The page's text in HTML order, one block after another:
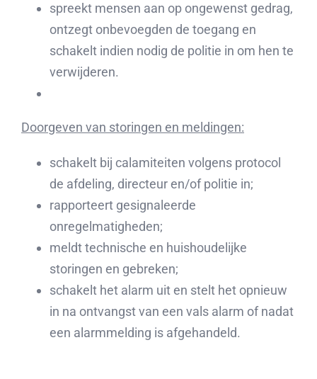
spreekt mensen aan op ongewenst gedrag,
ontzegt onbevoegden de toegang en
schakelt indien nodig de politie in om hen te
verwijderen.
Doorgeven van storingen en meldingen:
schakelt bij calamiteiten volgens protocol
de afdeling, directeur en/of politie in;
rapporteert gesignaleerde
onregelmatigheden;
meldt technische en huishoudelijke
storingen en gebreken;
schakelt het alarm uit en stelt het opnieuw
in na ontvangst van een vals alarm of nadat
een alarmmelding is afgehandeld.